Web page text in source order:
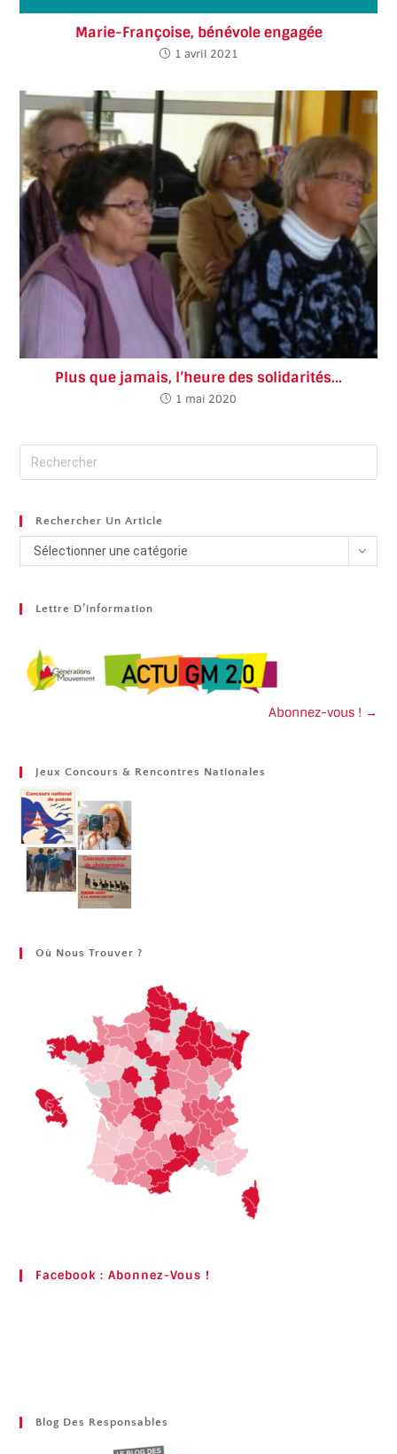
Marie-Françoise, bénévole engagée
1 avril 2021
Plus que jamais, l’heure des solidarités…
1 mai 2020
Rechercher Un Article
Sélectionner une catégorie
Lettre D’information
Abonnez-vous ! →
Jeux Concours & Rencontres Nationales
Où Nous Trouver ?
Facebook : Abonnez-Vous !
Blog Des Responsables